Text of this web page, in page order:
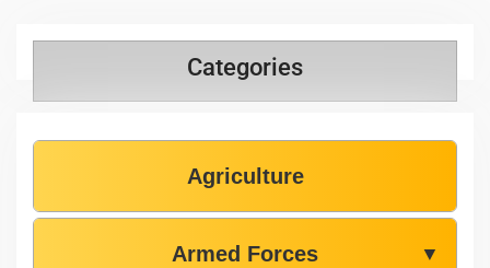
Categories
Agriculture
Armed Forces ▼